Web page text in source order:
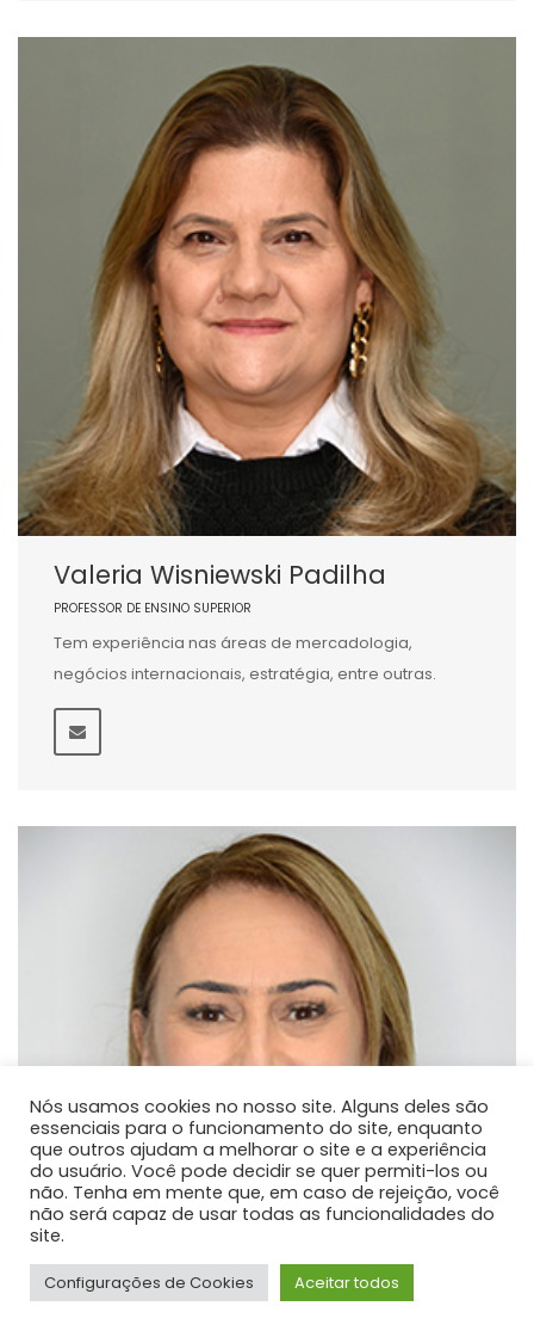
Valeria Wisniewski Padilha
PROFESSOR DE ENSINO SUPERIOR
Tem experiência nas áreas de mercadologia,
negócios internacionais, estratégia, entre outras.
Nós usamos cookies no nosso site. Alguns deles são
essenciais para o funcionamento do site, enquanto
que outros ajudam a melhorar o site e a experiência
do usuário. Você pode decidir se quer permiti-los ou
não. Tenha em mente que, em caso de rejeição, você
não será capaz de usar todas as funcionalidades do
site.
Configurações de Cookies Aceitar todos